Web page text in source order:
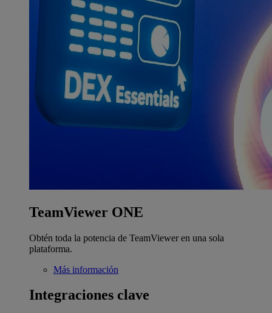
TeamViewer ONE
Obtén toda la potencia de TeamViewer en una sola
plataforma.
Más información
Integraciones clave